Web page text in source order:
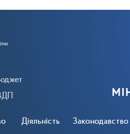
Діяльність Законодавство